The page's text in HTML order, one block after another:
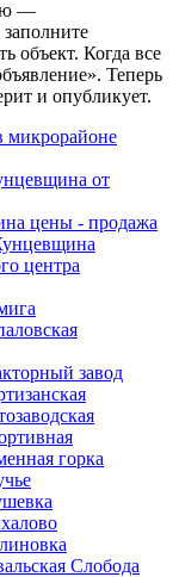
—
объект. Когда все
Теперь
и опубликует.
микрорайоне
от
цены - продажа
центра
завод
горка
Слобода